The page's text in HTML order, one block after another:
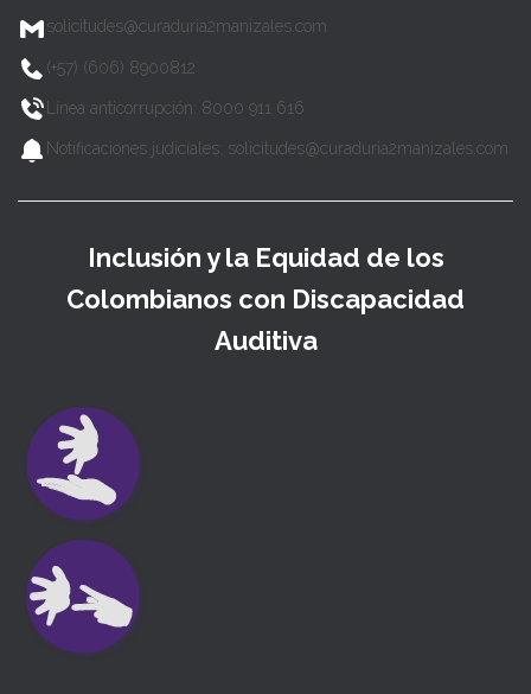
solicitudes@curaduria2manizales.com
(+57) (606) 8900812
Línea anticorrupción: 8000 911 616
Notificaciones judiciales: solicitudes@curaduria2manizales.com
Inclusión y la Equidad de los
Colombianos con Discapacidad
Auditiva